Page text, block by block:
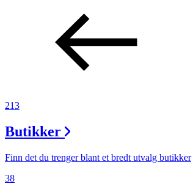
Tilbud
Merker
Søk
213
Butikker
Finn det du trenger blant et bredt utvalg butikker
38